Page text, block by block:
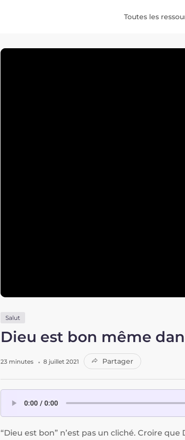
Toutes les
Salut
Dieu est bon même
23 minutes 8 juillet 2021 Partager
“Dieu est bon” n’est pas un cliché. Croire